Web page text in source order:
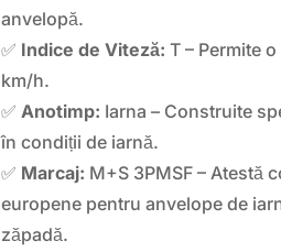
anvelopă.
✅ Indice de Viteză: T – Permite
km/h.
✅ Anotimp: Iarna – Construite
în condiții de iarnă.
✅ Marcaj: M+S 3PMSF – Atestă
europene pentru anvelope de
zăpadă.